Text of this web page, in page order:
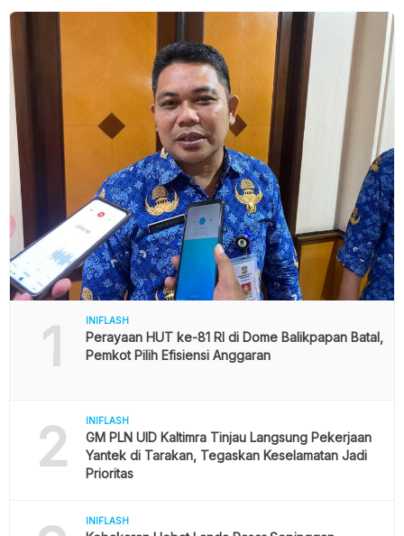
1 INIFLASH
Perayaan HUT ke-81 RI di Dome Balikpapan Batal,
Pemkot Pilih Efisiensi Anggaran
2 INIFLASH
GM PLN UID Kaltimra Tinjau Langsung Pekerjaan
Yantek di Tarakan, Tegaskan Keselamatan Jadi
Prioritas
INIFLASH